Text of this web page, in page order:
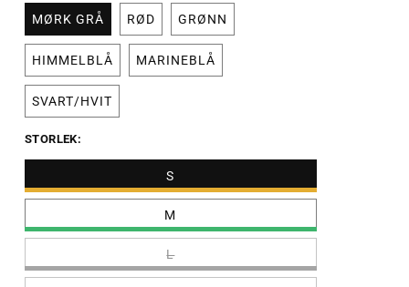
MØRK GRÅ RØD GRØNN
HIMMELBLÅ MARINEBLÅ
SVART/HVIT
STORLEK:
S
M
L